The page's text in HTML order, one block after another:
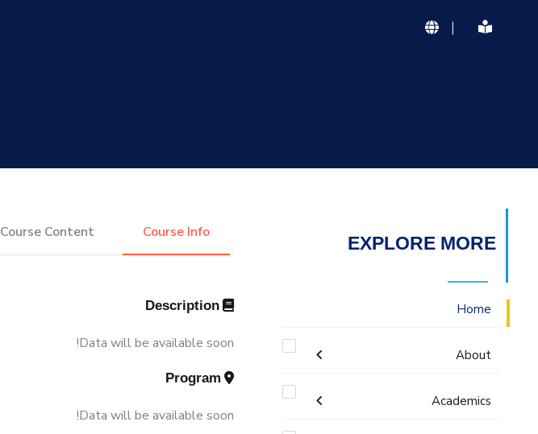
الدراسات الأكاديمية
|
EXPLORE MORE
Home
About
Mission & Vision
Academics
Course Info
Course Content
Description
Data will be available soon!
Data will be available soon!